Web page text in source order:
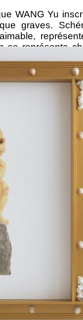
WANG Yu
graves.
se représente
une figure
contorsion.
ni idéaliste : pas
pulsion à
en
des figures
être, connaît